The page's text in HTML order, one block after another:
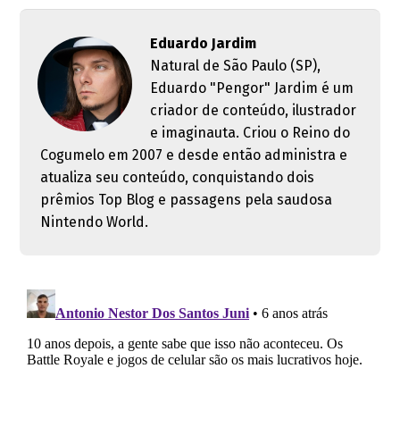
Eduardo Jardim
Natural de São Paulo (SP),
Eduardo "Pengor" Jardim é um
criador de conteúdo, ilustrador
e imaginauta. Criou o Reino do
Cogumelo em 2007 e desde então administra e
atualiza seu conteúdo, conquistando dois
prêmios Top Blog e passagens pela saudosa
Nintendo World.